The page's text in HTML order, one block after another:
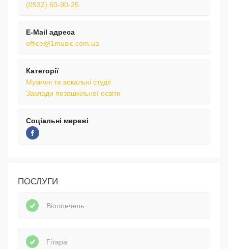
(0532) 60-90-25
E-Mail адреса
office@1music.com.ua
Категорії
Музичні та вокальні студії
Заклади позашкільної освіти
Соціальні мережі
ПОСЛУГИ
Віолончель
Гітара